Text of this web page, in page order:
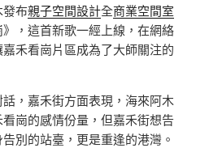
布親子空間設計全商業空間室
，這首新歌一經上線，在網絡
禾看崗片區成為了大師關注的
，嘉禾街方面表現，海來阿木
崗的感情份量，但嘉禾街想告
別的站臺，更是重逢的港灣。